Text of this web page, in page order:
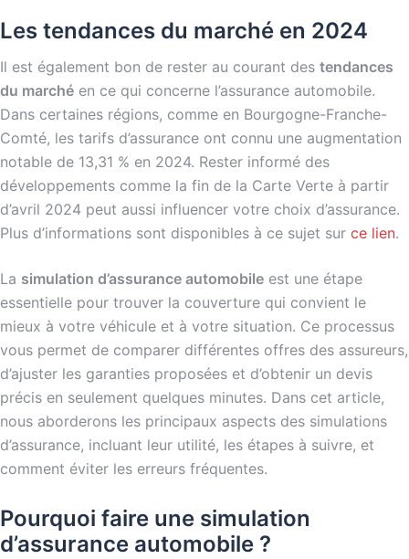
Les tendances du marché en 2024
Il est également bon de rester au courant des tendances
du marché en ce qui concerne l’assurance automobile.
Dans certaines régions, comme en Bourgogne-Franche-
Comté, les tarifs d’assurance ont connu une augmentation
notable de 13,31 % en 2024. Rester informé des
développements comme la fin de la Carte Verte à partir
d’avril 2024 peut aussi influencer votre choix d’assurance.
Plus d’informations sont disponibles à ce sujet sur ce lien.
La simulation d’assurance automobile est une étape
essentielle pour trouver la couverture qui convient le
mieux à votre véhicule et à votre situation. Ce processus
vous permet de comparer différentes offres des assureurs,
d’ajuster les garanties proposées et d’obtenir un devis
précis en seulement quelques minutes. Dans cet article,
nous aborderons les principaux aspects des simulations
d’assurance, incluant leur utilité, les étapes à suivre, et
comment éviter les erreurs fréquentes.
Pourquoi faire une simulation
d’assurance automobile ?